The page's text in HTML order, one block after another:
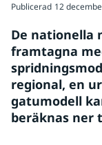
Publicerad 12
De nationella
framtagna
regional, en
gatumodell
beräknas ner